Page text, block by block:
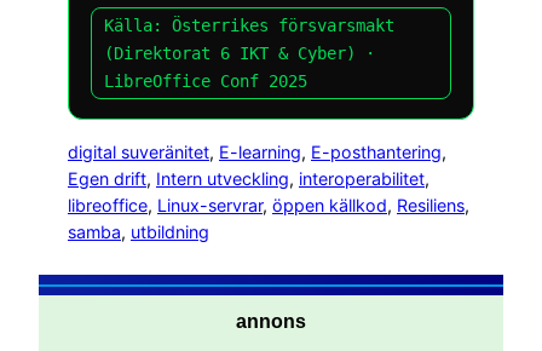
Källa: Österrikes försvarsmakt
(Direktorat 6 IKT & Cyber) ·
LibreOffice Conf 2025
digital suveränitet, E-learning, E-posthantering
Egen drift, Intern utveckling, interoperabilitet
libreoffice, Linux-servrar, öppen källkod, Resiliens
samba, utbildning
annons